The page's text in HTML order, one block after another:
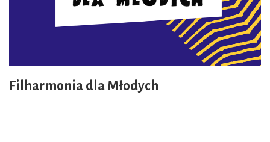
Filharmonia dla Młodych